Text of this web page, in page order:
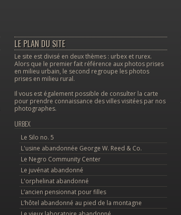
LE PLAN DU SITE
Le site est divisé en deux thèmes : urbex et rurex.
Alors que le premier fait référence aux photos prises
en milieu urbain, le second regroupe les photos
prises en milieu rural.
Il vous est également possible de consulter la carte
pour prendre connaissance des villes visitées par nos
photographes.
URBEX
Le Silo no. 5
L'usine abandonnée George W. Reed & Co.
Le Negro Community Center
Le juvénat abandonné
L'orphelinat abandonné
L’ancien pensionnat pour filles
L’hôtel abandonné au pied de la montagne